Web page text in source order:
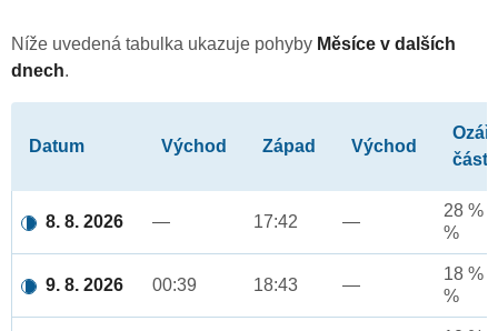
Níže uvedená tabulka ukazuje pohyby Měsíce v dalších
dnech.
Datum Východ Západ Východ
část
8. 8. 2026 — 17:42 —
28 %
%
9. 8. 2026 00:39 18:43 —
18 %
%